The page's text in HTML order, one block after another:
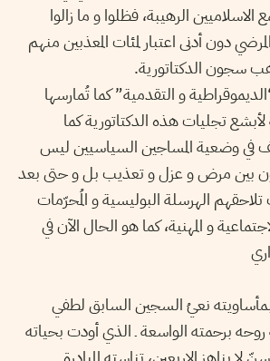
الرهيبة، فظلوا و ما زالوا
دون أدنى اعتبار لمئات المعذبين منهم
و التقدمية” كما تُمارسها
لأبشع تجليات هذه الدكتاتورية كما
وضعية المساجين السياسيين ليس
بين مرض و عزل و تعذيب بل و حتى بعد
الهرسلة البوليسية و المُحرّمات
و المهنية، كما هو الحال الآن في
نعيُ السجين السابق لطفي
روحه برحمته الواسعة ـ الذي أودت بحياته